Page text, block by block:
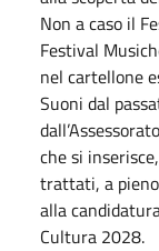
Non a caso il
Festival
nel cartellone
Suoni dal
che si
trattati, a
alla
Cultura 2028.